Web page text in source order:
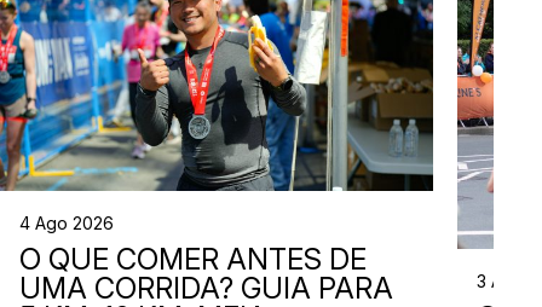
4 Ago 2026
O QUE COMER ANTES DE
UMA CORRIDA? GUIA PARA
3 Ago